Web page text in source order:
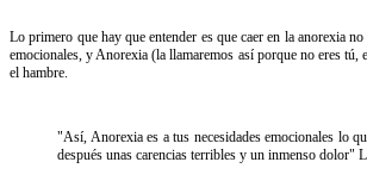
Lo​ ​primero​ ​que​ ​hay​ ​que​ ​entender​ ​es​ ​que​ ​caer​ ​en​ ​la​ ​anorexia​
emocionales,​ ​y​ Anorexia (la llamaremos así porque no eres tú,
el hambre.​ ​
"Así,​ ​Anorexia​ ​es​ ​a​ ​tus​ ​necesidades​ ​emocionales​ ​lo​
después​ ​unas carencias​ ​terribles​ ​y​ ​un​ ​inmenso​ ​dolor"